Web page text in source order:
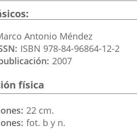
Antonio Méndez
ISBN 978-84-96864-12-2
2007
física
22 cm.
fot. b y n.